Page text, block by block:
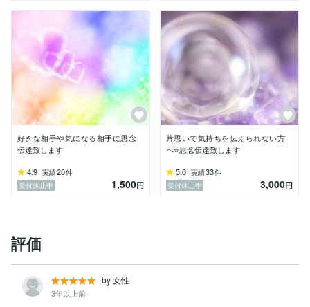
【スピリチュアルメッセージ】
霊視、オーラ、前世、精霊からのメッセージ等から現状
を紐解き、『「今」をみつめることであなた自身が自ら
気付きを得られるよう導きます』
＊＊＊ ご注意願います ＊＊＊
・鑑定前後にかかわらず、商品に関するトークルームや
ダイレクトメールでのご質問及びご相談などやり取りは
お断りしております。『サービス内容』及び『Q&A』
に十分な説明がございます。ご確認の程よろしくお願い
致します
ールやトークルームでの鑑定結果内容についてのお問い
合わせやご質問は一切お受けしておりません)
好きな相手や気になる相手に思念
伝達致します
4.9 実績20件
受付休止中
1,500円
片思いで気持ちを伝えられない方
へ⭐思念伝達致します
5.0 実績33件
受付休止中
3,000円
評価
by 女性
3年以上前